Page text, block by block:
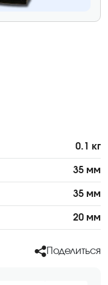
0.1 кг
35 мм
35 мм
20 мм
Поделиться